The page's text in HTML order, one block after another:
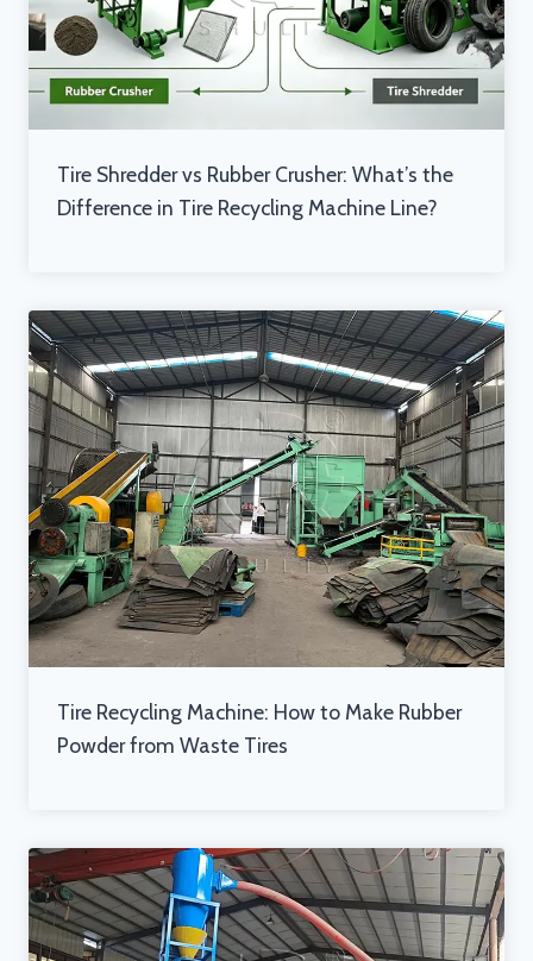
Tire Shredder vs Rubber Crusher: What’s the
Difference in Tire Recycling Machine Line?
Tire Recycling Machine: How to Make Rubber
Powder from Waste Tires